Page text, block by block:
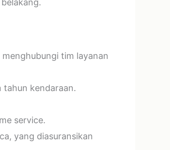
tim layanan
tahun kendaraan.
service.
yang diasuransikan